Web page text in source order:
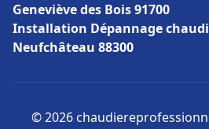
Geneviève des Bois 91700
Installation Dépannage
Neufchâteau 88300
© 2026